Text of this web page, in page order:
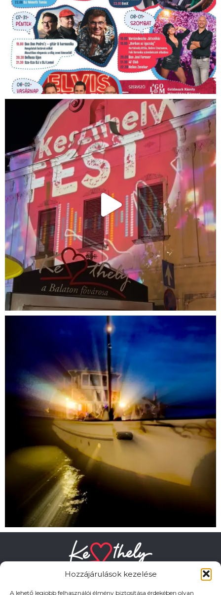
Hozzájárulások kezelése
A lehető legjobb felhasználói élmény biztosítása érdekében olyan